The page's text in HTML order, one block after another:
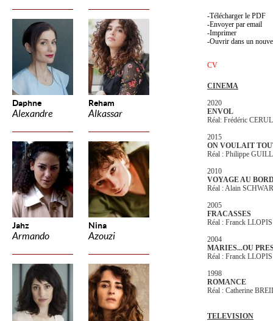
Daphne
Alexandre
Reham
Alkassar
Jahz
Armando
Nina
Azouzi
Télécharger le PDF
Envoyer par email
Imprimer
Ouvrir dans un
CV
CINEMA
2020
ENVOL
Réal: Frédéric
2015
ON VOULAIT
Réal : Philippe
2010
VOYAGE AU
Réal : Alain
2005
FRACASSES
Réal : Franck LLOPIS
2004
MARIES...OU
Réal : Franck LLOPIS
1998
ROMANCE
Réal : Catherine
TELEVISION